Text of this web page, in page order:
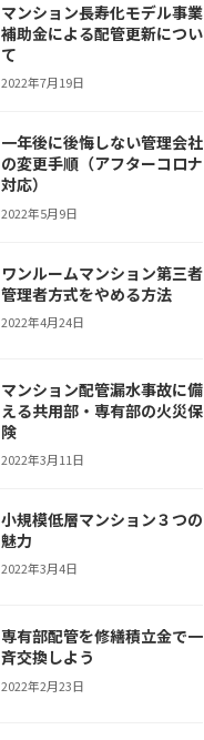
マンション長寿化モデル事業
補助金による配管更新につい
て
2022年7月19日
一年後に後悔しない管理会社
の変更手順（アフターコロナ
対応）
2022年5月9日
ワンルームマンション第三者
管理者方式をやめる方法
2022年4月24日
マンション配管漏水事故に備
える共用部・専有部の火災保
険
2022年3月11日
小規模低層マンション３つの
魅力
2022年3月4日
専有部配管を修繕積立金で一
斉交換しよう
2022年2月23日